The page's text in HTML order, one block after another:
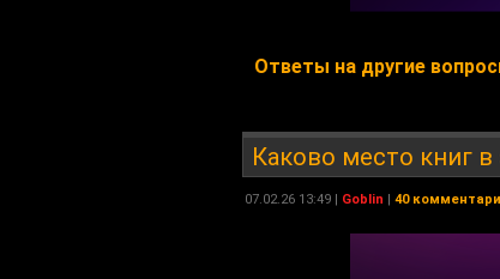
Ответы на другие
Каково место книг в
07.02.26 13:49 | Goblin | 40